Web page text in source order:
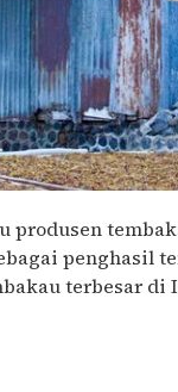
produsen
penghasil
terbesar di